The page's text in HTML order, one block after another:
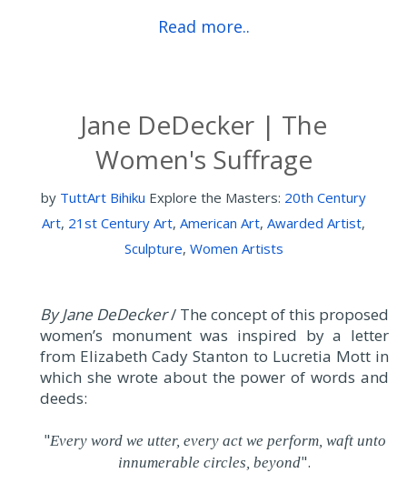
Read more..
Jane DeDecker | The
Women's Suffrage
by TuttArt Bihiku Explore the Masters: 20th Century
Art, 21st Century Art, American Art, Awarded Artist,
Sculpture, Women Artists
By Jane DeDecker/ The concept of this proposed
women’s monument was inspired by a letter
from Elizabeth Cady Stanton to Lucretia Mott in
which she wrote about the power of words and
deeds:
"Every word we utter, every act we perform, waft unto
innumerable circles, beyond".